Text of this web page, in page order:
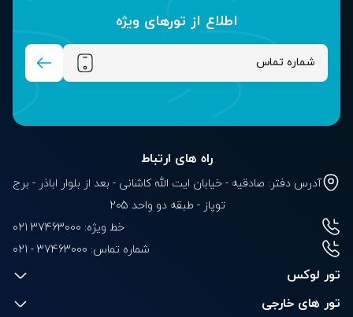
اطلاع از تور‌های ویژه
راه های ارتباط
آدرس دفتر: صادقیه - خیابان ایت الله کاشانی - بعد از بلوار‌‌ اباذر - برج
توپاز - طبقه دو واحد 205
خط ویژه: 37463000 021
شماره تماس: 021 - 37463000
تور لوکس
تور های خارجی